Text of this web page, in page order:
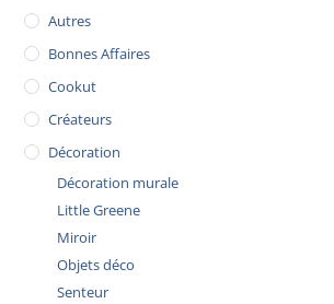
Autres
Bonnes Affaires
Cookut
Créateurs
Décoration
Décoration murale
Little Greene
Miroir
Objets déco
Senteur